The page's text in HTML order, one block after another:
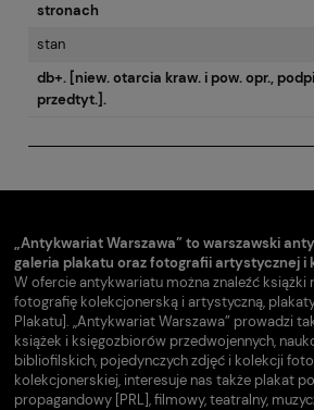
stronach
stan
db+. [niew. otarcia kraw. i pow. opr.,
przedtyt.].
„Antykwariat Warszawa” to warszawski
galeria plakatu oraz fotografii artystycznej i
W ofercie antykwariatu można znaleźć książki
fotografię kolekcjonerską i artystyczną,
Plakatu]. „Antykwariat Warszawa” prowadzi
książek i księgozbiorów przedwojennych,
bibliofilskich, pojedynczych zdjęć i kolekcji
kolekcjonerskiej, interesuje nas także plakat
propagandowy [PRL], filmowy, teatralny,